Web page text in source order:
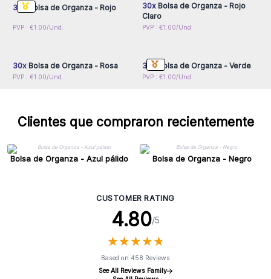
30xBolsa de Organza - Rojo
PVP : €1.00/Und.
30xBolsa de Organza - Rojo
Claro
PVP : €1.00/Und.
Inicie sesión o regístrese
30xBolsa de Organza - Rosa
PVP : €1.00/Und.
Inicie sesión o regístrese
30xBolsa de Organza - Verde
PVP : €1.00/Und.
Clientes que compraron recientemente
Bolsa de Organza - Azul pálido Bolsa de Organza - Negro
CUSTOMER RATING
4.80/5
★★★★★
★★★★★
Based on 458 Reviews
See All Reviews Family